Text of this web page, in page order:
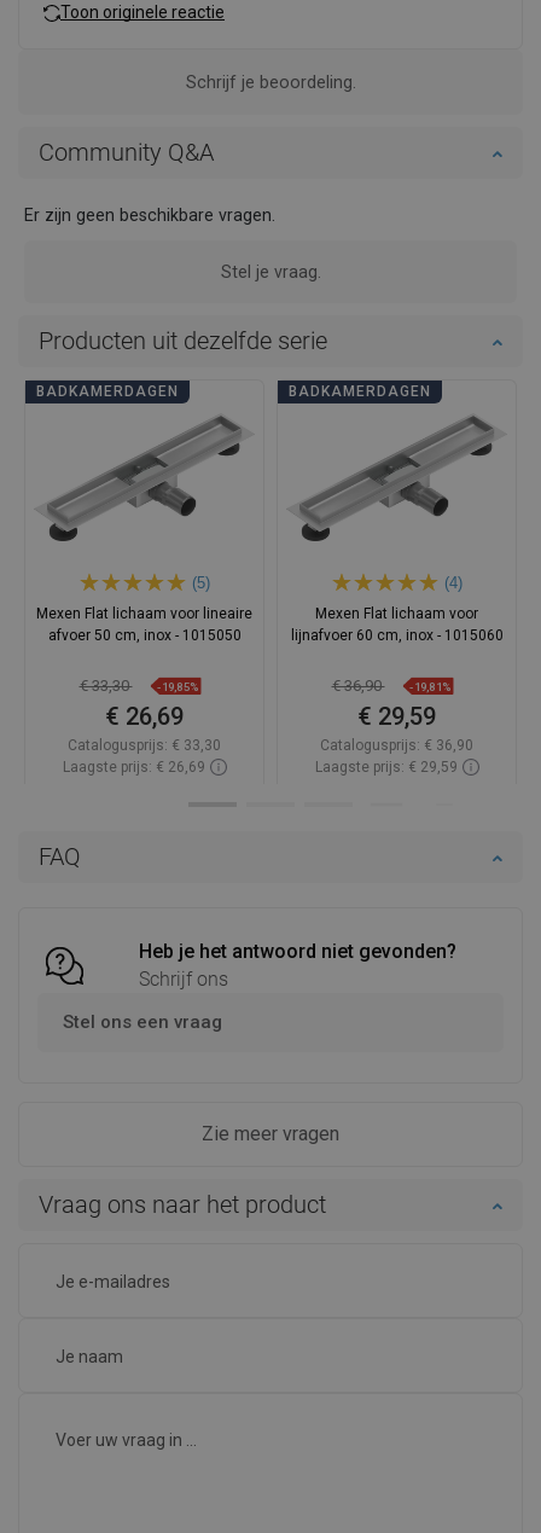
FAQ
Heb je het antwoord niet gevonden?
Schrijf ons
Stel ons een vraag
Zie meer vragen
Toon originele reactie
Schrijf je beoordeling.
Community Q&A
Er zijn geen beschikbare vragen.
Stel je vraag.
Vraag ons naar het product
Producten uit dezelfde serie
BADKAMERDAGEN
(5)
Mexen Flat lichaam voor lineaire
afvoer 50 cm, inox - 1015050
€ 33,30 -19,85%
€ 26,69
Catalogusprijs: € 33,30
Laagste prijs: € 26,69
BADKAMERDAGEN
(4)
Mexen Flat lichaam voor
lijnafvoer 60 cm, inox - 1015060
€ 36,90 -19,81%
€ 29,59
Catalogusprijs: € 36,90
Laagste prijs: € 29,59